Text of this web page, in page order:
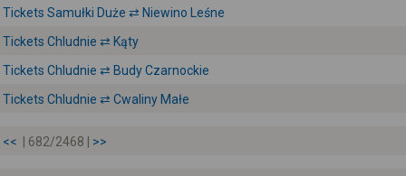
Tickets Samułki Duże ⇄ Niewino Leśne
Tickets Chludnie ⇄ Kąty
Tickets Chludnie ⇄ Budy Czarnockie
Tickets Chludnie ⇄ Cwaliny Małe
<< | 682/2468 | >>